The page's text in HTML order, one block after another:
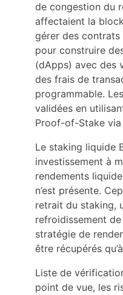
de congestion du
affectaient la
gérer des
pour construire
(dApps) avec des
des frais de
programmable.
validées en
Proof-of-Stake via
Le staking liquide
investissement à
rendements
n’est présente.
retrait du staking,
refroidissement
stratégie de
être récupérés
Liste de
point de vue, les